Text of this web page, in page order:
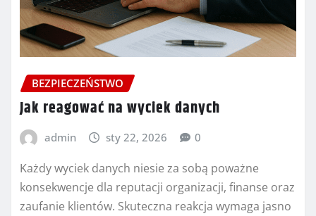
BEZPIECZEŃSTWO
Jak reagować na wyciek danych
admin sty 22, 2026 0
Każdy wyciek danych niesie za sobą poważne
konsekwencje dla reputacji organizacji, finanse oraz
zaufanie klientów. Skuteczna reakcja wymaga jasno